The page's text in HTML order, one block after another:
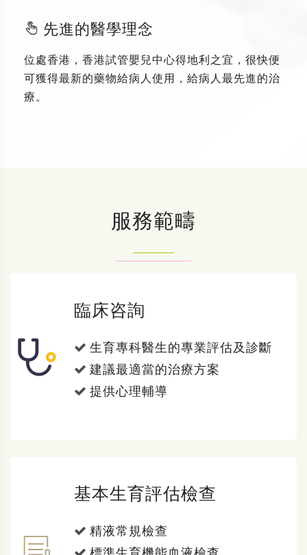
先進的醫學理念
位處香港，香港試管嬰兒中心得地利之宜，很快便
可獲得最新的藥物給病人使用，給病人最先進的治
療。
服務範疇
臨床咨詢
生育專科醫生的專業評估及診斷
建議最適當的治療方案
提供心理輔導
基本生育評估檢查
精液常規檢查